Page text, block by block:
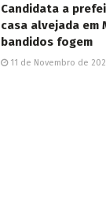
Candidata a
casa alvejada em
bandidos fogem
11 de Novembro de